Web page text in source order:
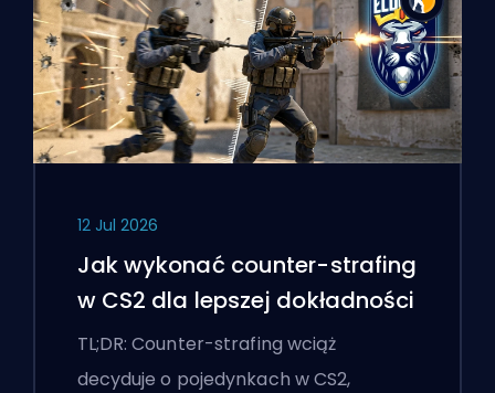
12 Jul 2026
Jak wykonać counter-strafing
w CS2 dla lepszej dokładności
TL;DR: Counter-strafing wciąż
decyduje o pojedynkach w CS2,